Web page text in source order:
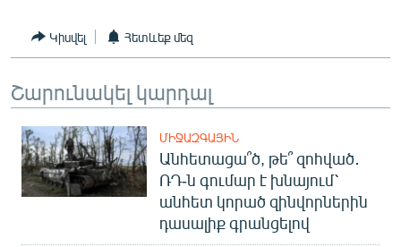
ԿՈՐՈՆԱՎԻՐՈՒՍ
ՏԵՍԱՆՅՈՒԹԵՐ
ԲԱՆԱՎԵՃ
ՁԳՏԵԼՈՎ ԼԱՎԱԳՈՒՅՆԻՆ
Կիսվել Հետևեք մեզ
Շարունակել կարդալ
ՄԻՋԱԶԳԱՅԻՆ
Անհետացա՞ծ, թե՞ զոհված․
ՌԴ-ն գումար է խնայում՝
անհետ կորած զինվորներին
դասալիք գրանցելով